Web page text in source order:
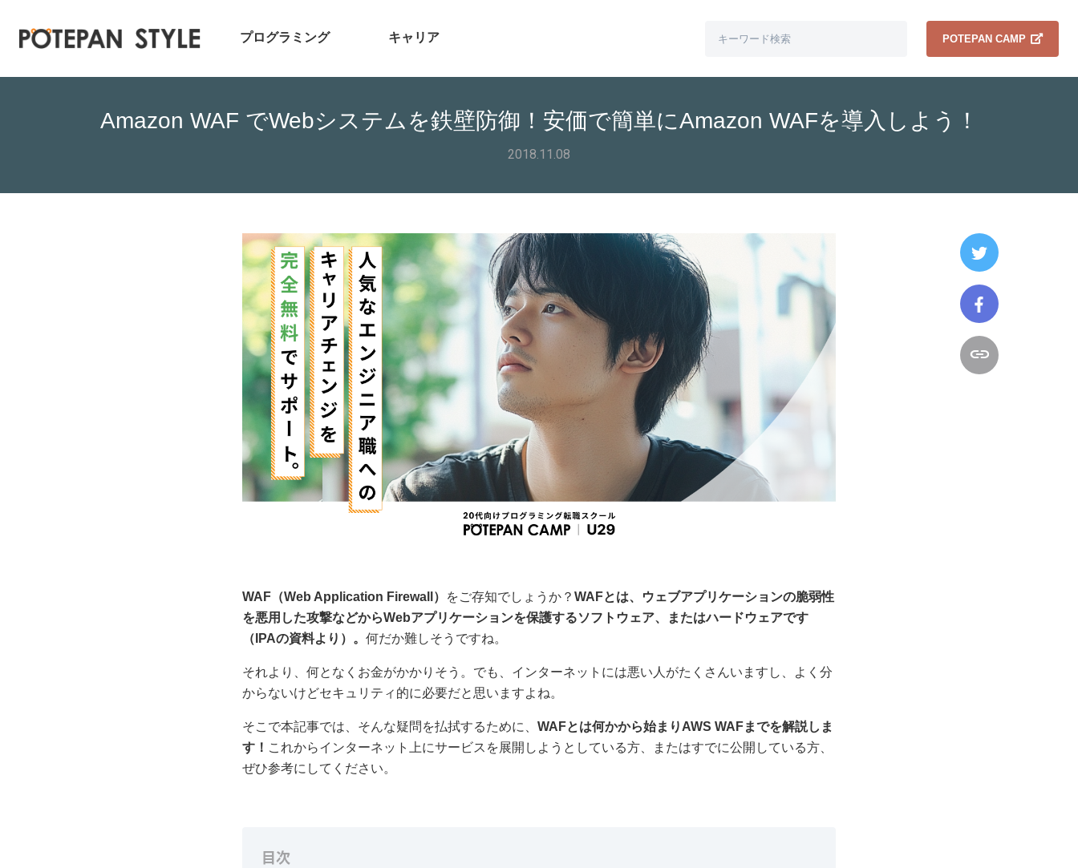
プログラミング キャリア POTEPAN CAMP
Amazon WAF でWebシステムを鉄壁防御！安価で簡単にAmazon WAFを導入しよう！
2018.11.08
WAF（Web Application Firewall） をご存知でしょうか？WAFとは、ウェブアプリケーションの脆弱性
を悪用した攻撃などからWebアプリケーションを保護するソフトウェア、またはハードウェアです
（IPAの資料より）。何だか難しそうですね。
それより、何となくお金がかかりそう。でも、インターネットには悪い人がたくさんいますし、よく分
からないけどセキュリティ的に必要だと思いますよね。
そこで本記事では、そんな疑問を払拭するために、WAFとは何かから始まりAWS WAFまでを解説しま
す！ これからインターネット上にサービスを展開しようとしている方、またはすでに公開している方、
ぜひ参考にしてください。
目次